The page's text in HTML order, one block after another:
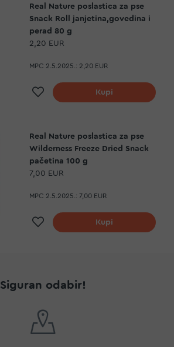
Real Nature poslastica za pse
Snack Roll janjetina,govedina i
perad 80 g
2,20 EUR
MPC 2.5.2025.: 2,20 EUR
Dodaj na listu želja
Kupi
Real Nature poslastica za pse
Wilderness Freeze Dried Snack
pačetina 100 g
7,00 EUR
MPC 2.5.2025.: 7,00 EUR
Dodaj na listu želja
Kupi
Siguran odabir!